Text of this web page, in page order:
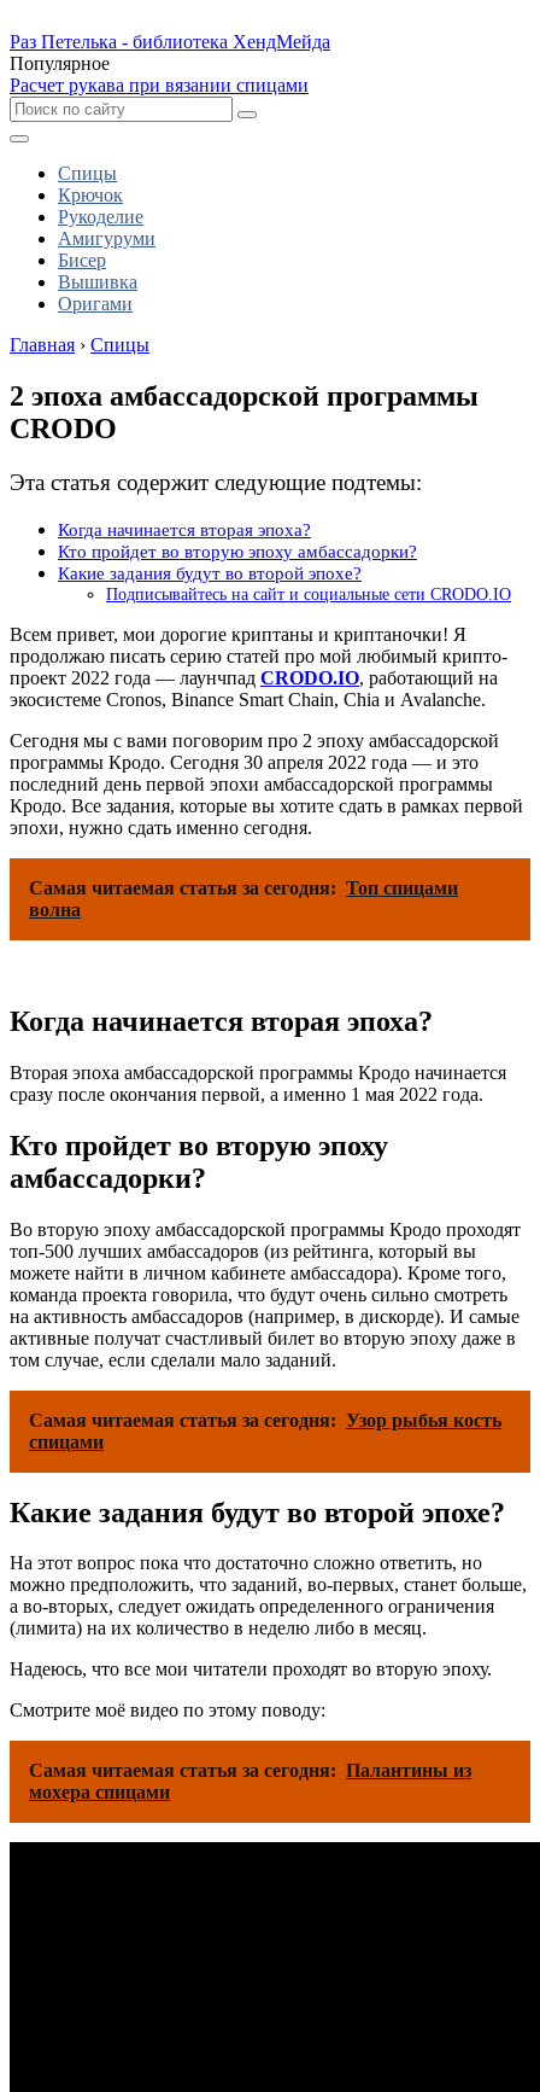
Раз Петелька - библиотека ХендМейда
Популярное
Расчет рукава при вязании спицами
Спицы
Крючок
Рукоделие
Амигуруми
Бисер
Вышивка
Оригами
Главная › Спицы
2 эпоха амбассадорской программы
CRODO
Эта статья содержит следующие подтемы:
Когда начинается вторая эпоха?
Кто пройдет во вторую эпоху амбассадорки?
Какие задания будут во второй эпохе?
Подписывайтесь на сайт и социальные сети CRODO.IO
Всем привет, мои дорогие криптаны и криптаночки! Я
продолжаю писать серию статей про мой любимый крипто-
проект 2022 года — лаунчпад CRODO.IO, работающий на
экосистеме Cronos, Binance Smart Chain, Chia и Avalanche.
Сегодня мы с вами поговорим про 2 эпоху амбассадорской
программы Кродо. Сегодня 30 апреля 2022 года — и это
последний день первой эпохи амбассадорской программы
Кродо. Все задания, которые вы хотите сдать в рамках первой
эпохи, нужно сдать именно сегодня.
Самая читаемая статья за сегодня: Топ спицами
волна
Когда начинается вторая эпоха?
Вторая эпоха амбассадорской программы Кродо начинается
сразу после окончания первой, а именно 1 мая 2022 года.
Кто пройдет во вторую эпоху
амбассадорки?
Во вторую эпоху амбассадорской программы Кродо проходят
топ-500 лучших амбассадоров (из рейтинга, который вы
можете найти в личном кабинете амбассадора). Кроме того,
команда проекта говорила, что будут очень сильно смотреть
на активность амбассадоров (например, в дискорде). И самые
активные получат счастливый билет во вторую эпоху даже в
том случае, если сделали мало заданий.
Самая читаемая статья за сегодня: Узор рыбья кость
спицами
Какие задания будут во второй эпохе?
На этот вопрос пока что достаточно сложно ответить, но
можно предположить, что заданий, во-первых, станет больше,
а во-вторых, следует ожидать определенного ограничения
(лимита) на их количество в неделю либо в месяц.
Надеюсь, что все мои читатели проходят во вторую эпоху.
Смотрите моё видео по этому поводу:
Самая читаемая статья за сегодня: Палантины из
мохера спицами